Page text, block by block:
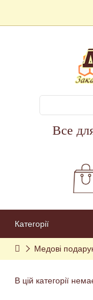
Все
Категорії
Медові
В цій категорії